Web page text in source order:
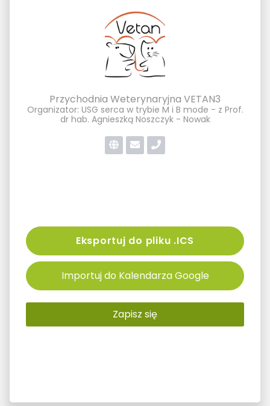
Przychodnia Weterynaryjna VETAN3
Organizator: USG serca w trybie M i B mode - z Prof.
dr hab. Agnieszką Noszczyk - Nowak
Eksportuj do pliku .ICS
Importuj do Kalendarza Google
Zapisz się